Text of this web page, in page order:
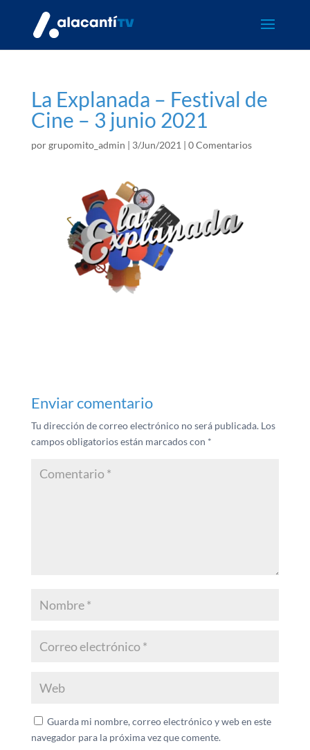
La Explanada – Festival de
Cine – 3 junio 2021
porgrupomito_admin | 3/Jun/2021 | 0 Comentarios
Enviar comentario
Tu dirección de correo electrónico no será publicada. Los
campos obligatorios están marcados con *
Guarda mi nombre, correo electrónico y web en este
navegador para la próxima vez que comente.